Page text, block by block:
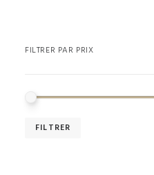
FILTRER PAR PRIX
FILTRER